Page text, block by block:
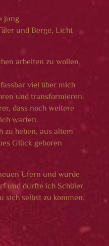
jung.
und Berge, Licht
arbeiten zu wollen,
viel über mich
und transformieren.
dass noch weitere
warten.
zu heben, aus altem
Glück geboren
Ufern und wurde
und durfte ich Schüler
sich selbst zu kommen.